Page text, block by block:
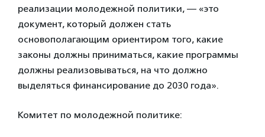
реализации молодежной политики, — «это
документ, который должен стать
основополагающим ориентиром того, какие
законы должны приниматься, какие программы
должны реализовываться, на что должно
выделяться финансирование до 2030 года».
Комитет по молодежной политике: